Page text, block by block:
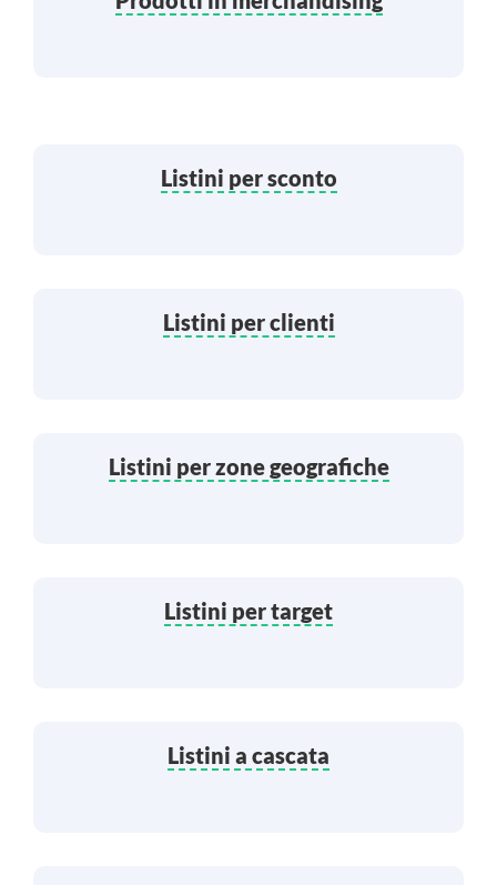
Listini per sconto
Listini per clienti
Listini per zone geografiche
Listini per target
Listini a cascata